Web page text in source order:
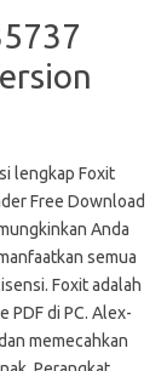
lengkap Foxit
Free Download
Anda
semua
Foxit adalah
di PC. Alex-
memecahkan